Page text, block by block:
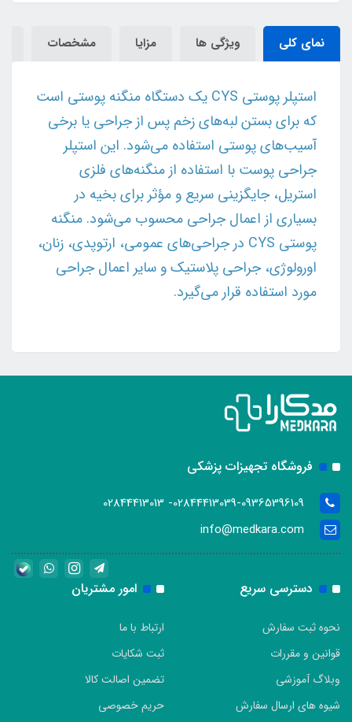
نمای کلی ویژگی ها مزایا مشخصات
استپلر پوستی CYS یک دستگاه منگنه پوستی است
که برای بستن لبه‌های زخم پس از جراحی یا برخی
آسیب‌های پوستی استفاده می‌شود. این استپلر
جراحی پوست با استفاده از منگنه‌های فلزی
استریل، جایگزینی سریع و مؤثر برای بخیه در
بسیاری از اعمال جراحی محسوب می‌شود. منگنه
پوستی CYS در جراحی‌های عمومی، ارتوپدی، زنان،
اورولوژی، جراحی پلاستیک و سایر اعمال جراحی
مورد استفاده قرار می‌گیرد.
فروشگاه تجهیزات پزشکی
02844413039-09365396109- 02844413013
info@medkara.com
دسترسی سریع
نحوه ثبت سفارش
قوانین و مقررات
وبلاگ آموزشی
شیوه های ارسال سفارش
امور مشتریان
ارتباط با ما
ثبت شکایات
تضمین اصالت کالا
حریم خصوصی